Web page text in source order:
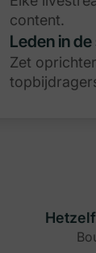
content.
Leden in
Zet